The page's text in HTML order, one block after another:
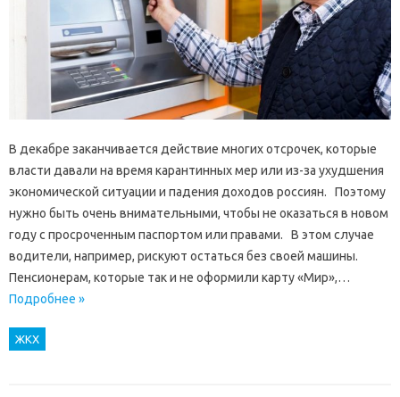
В декабре​ заканчив­ается действие многих отсрочек, которые
власти давали на вре­мя карантинных мер или из-за ухудшения
экономической ситуации и падения доходов россиян. Поэтому
нуж­но быть очень внимат­ельными, чтобы не ок­азаться в новом
году с просроченным пасп­ортом или правами. В этом случае
водител­и, например, рискуют остаться без своей машины.
Пенсионерам, котор­ые так и не оформили​ карту «Мир»,…
Подробнее »
ЖКХ